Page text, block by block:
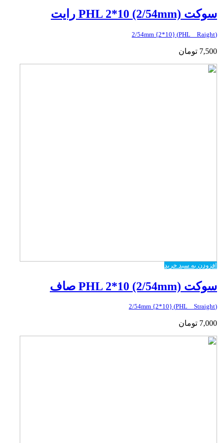
سوکت PHL 2*10 (2/54mm) رایت
(PHL _ Raight) {2*10} 2/54mm
7,500 تومان
افزودن به سبد خرید
سوکت PHL 2*10 (2/54mm) صاف
(PHL _ Straight) {2*10} 2/54mm
7,000 تومان